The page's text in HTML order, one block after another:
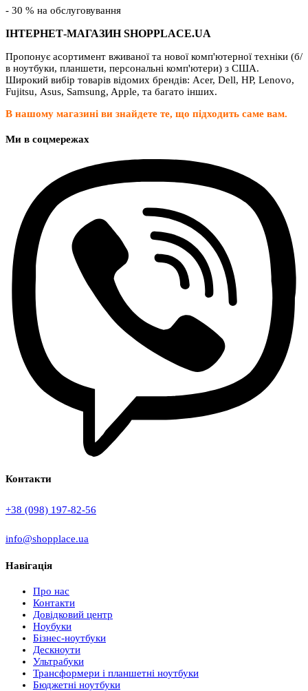
- 30 % на обслуговування
ІНТЕРНЕТ-МАГАЗИН SHOPPLACE.UA
Пропонує асортимент вживаної та нової комп'ютерної техніки (б/
в ноутбуки, планшети, персональні комп'ютери) з США.
Широкий вибір товарів відомих брендів: Acer, Dell, HP, Lenovo,
Fujitsu, Asus, Samsung, Apple, та багато інших.
В нашому магазині ви знайдете те, що підходить саме вам.
Ми в соцмережах
Контакти
+38 (098) 197-82-56
info@shopplace.ua
Навігація
Про нас
Контакти
Довідковий центр
Ноубуки
Бізнес-ноутбуки
Дескноути
Ультрабуки
Трансформери і планшетні ноутбуки
Бюджетні ноутбуки